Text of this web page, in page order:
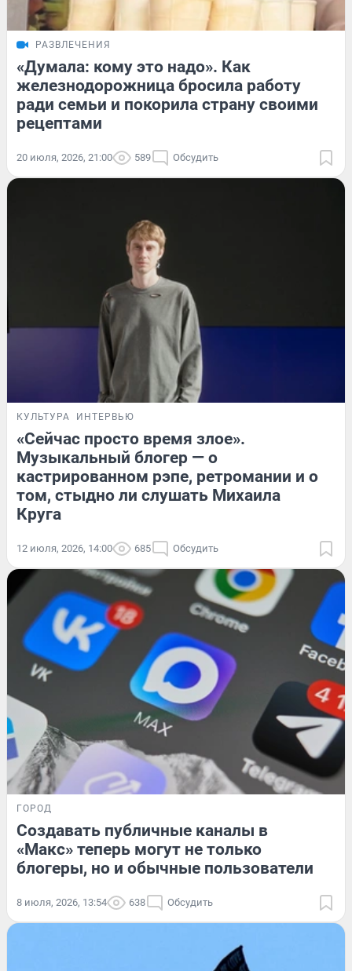
РАЗВЛЕЧЕНИЯ
«Думала: кому это надо». Как
железнодорожница бросила работу
ради семьи и покорила страну своими
рецептами
20 июля, 2026, 21:00 589 Обсудить
КУЛЬТУРА ИНТЕРВЬЮ
«Сейчас просто время злое».
Музыкальный блогер — о
кастрированном рэпе, ретромании и о
том, стыдно ли слушать Михаила
Круга
12 июля, 2026, 14:00 685 Обсудить
ГОРОД
Создавать публичные каналы в
«Макс» теперь могут не только
блогеры, но и обычные пользователи
8 июля, 2026, 13:54 638 Обсудить